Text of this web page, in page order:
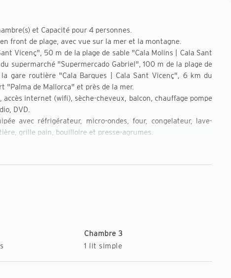
et Capacité pour 4 personnes.
front de plage, avec vue sur la mer et la montagne.
Vicenç", 50 m de la plage de sable "Cala Molins | Cala Sant
supermarché "Supermercado Gabriel", 100 m de la plage de
gare routière "Cala Barques | Cala Sant Vicenç", 6 km du
"Palma de Mallorca" et près de la mer.
internet (wifi), sèche-cheveux, balcon, chauffage pompe
DVD.
avec réfrigérateur, micro-ondes, four, congelateur, lave-
grille pain, bouilloire et presse-agrumes.
Chambre 3
1 lit simple